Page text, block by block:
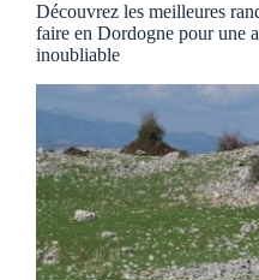
Découvrez les meilleures
faire en Dordogne pour une
inoubliable